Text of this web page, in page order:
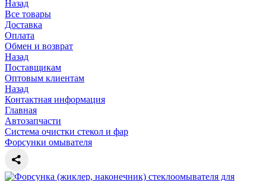
Назад
Все товары
Доставка
Оплата
Обмен и возврат
Назад
Поставщикам
Оптовым клиентам
Назад
Контактная информация
Главная
Автозапчасти
Система очистки стекол и фар
Форсунки омывателя